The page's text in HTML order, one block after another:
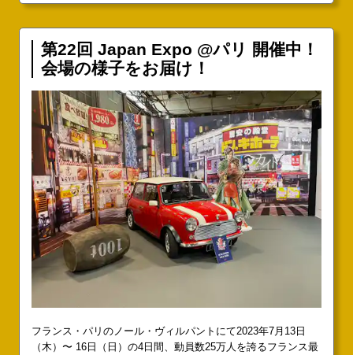
第22回 Japan Expo @パリ 開催中！
会場の様子をお届け！
フランス・パリのノール・ヴィルパントにて2023年7月13日
（木）〜 16日（日）の4日間、動員数25万人を誇るフランス最